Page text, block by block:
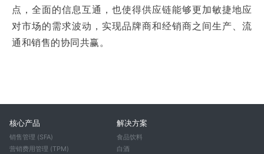
点，全面的信息互通，也使得供应链能够更加敏捷地应
对市场的需求波动，实现品牌商和经销商之间生产、流
通和销售的协同共赢。
核心产品
销售管理 (SFA)
营销费用管理 (TPM)
解决方案
食品饮料
白酒